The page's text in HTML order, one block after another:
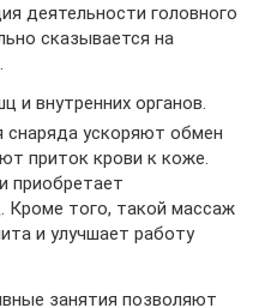
деятельности головного
сказывается на
и внутренних органов.
ускоряют обмен
приток крови к коже.
приобретает
Кроме того, такой массаж
и улучшает работу
занятия позволяют